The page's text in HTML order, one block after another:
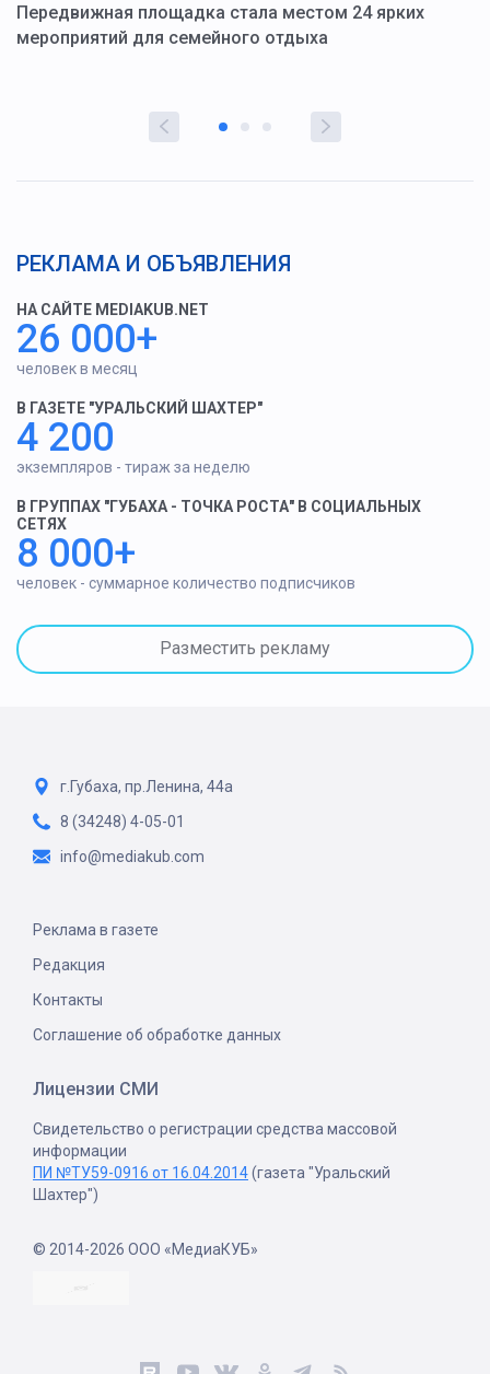
Передвижная площадка стала местом 24 ярких
мероприятий для семейного отдыха
РЕКЛАМА И ОБЪЯВЛЕНИЯ
НА САЙТЕ MEDIAKUB.NET
26 000+
человек в месяц
В ГАЗЕТЕ "УРАЛЬСКИЙ ШАХТЕР"
4 200
экземпляров - тираж за неделю
В ГРУППАХ "ГУБАХА - ТОЧКА РОСТА" В СОЦИАЛЬНЫХ
СЕТЯХ
8 000+
человек - суммарное количество подписчиков
Разместить рекламу
г.Губаха, пр.Ленина, 44а
8 (34248) 4-05-01
info@mediakub.com
Реклама в газете
Редакция
Контакты
Соглашение об обработке данных
Лицензии СМИ
Свидетельство о регистрации средства массовой
информации
ПИ №ТУ59-0916 от 16.04.2014(газета "Уральский
Шахтер")
© 2014-2026 ООО «МедиаКУБ»